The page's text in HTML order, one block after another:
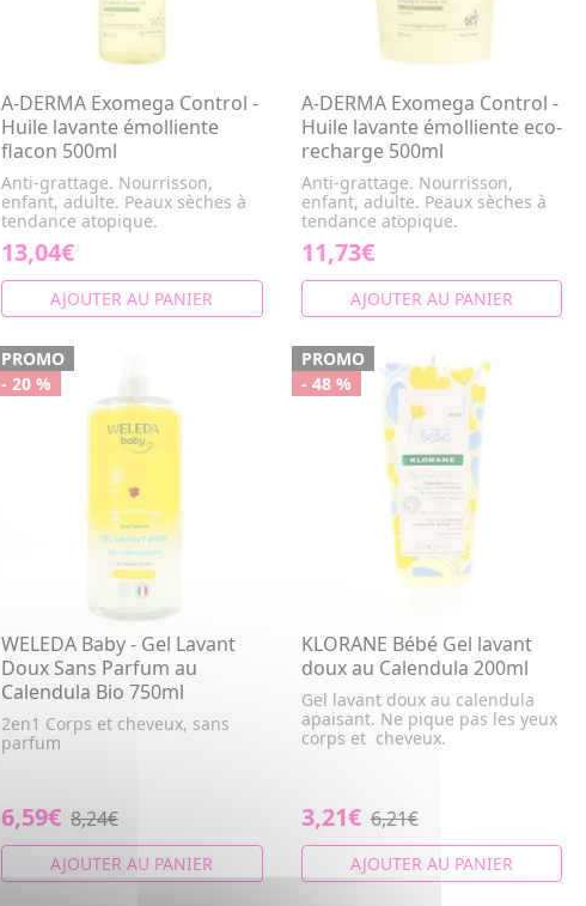
A-DERMA Exomega Control -
Huile lavante émolliente
flacon 500ml
Anti-grattage. Nourrisson,
enfant, adulte. Peaux sèches à
tendance atopique.
13,04€
AJOUTER AU PANIER
A-DERMA Exomega Control -
Huile lavante émolliente eco-
recharge 500ml
Anti-grattage. Nourrisson,
enfant, adulte. Peaux sèches à
tendance atopique.
11,73€
AJOUTER AU PANIER
PROMO
- 20 %
WELEDA Baby - Gel Lavant
Doux Sans Parfum au
Calendula Bio 750ml
2en1 Corps et cheveux, sans
parfum
6,59€ 8,24€
AJOUTER AU PANIER
PROMO
- 48 %
KLORANE Bébé Gel lavant
doux au Calendula 200ml
Gel lavant doux au calendula
apaisant. Ne pique pas les yeux
corps et cheveux.
3,21€ 6,21€
AJOUTER AU PANIER